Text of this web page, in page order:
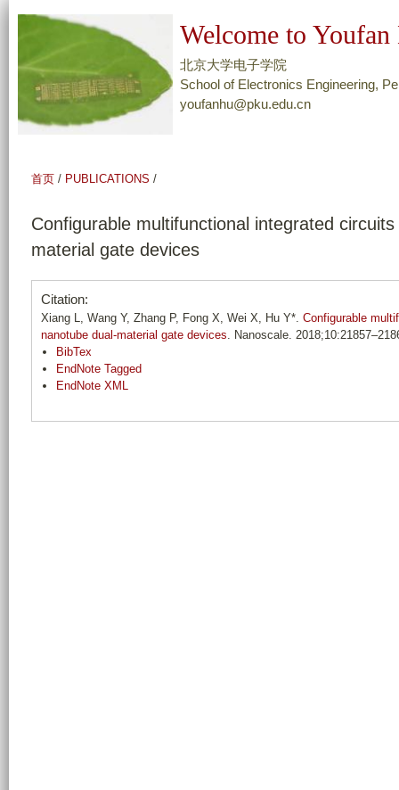
转
页
容
Welcome to
北京大学电子学院
School of Electronics Engineering,
youfanhu@pku.edu.cn
首页 / PUBLICATIONS /
Configurable multifunctional integrated
material gate devices
Citation:
Xiang L, Wang Y, Zhang P, Fong X, Wei X, Hu Y*. Configurable
nanotube dual-material gate devices. Nanoscale.
BibTex
EndNote Tagged
EndNote XML